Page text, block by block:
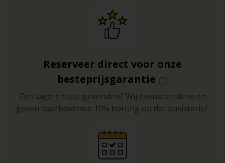
Reserveer direct voor onze
besteprijsgarantie
Een lagere huur gevonden? Wij evenaren deze en
geven daarbovenop 10% korting op dat basistarief.